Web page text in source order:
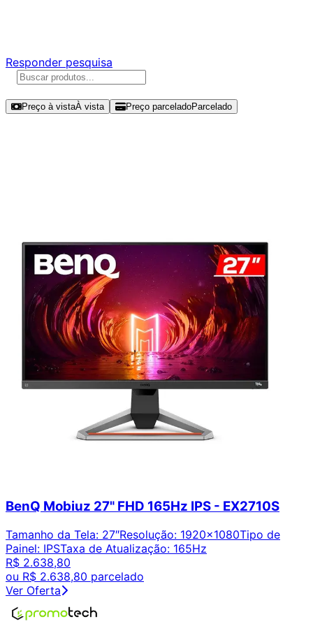
Responder pesquisa
Preço à vistaÀ vista Preço parceladoParcelado
BenQ Mobiuz 27" FHD 165Hz IPS - EX2710S
Tamanho da Tela: 27″Resolução: 1920x1080Tipo de
Painel: IPSTaxa de Atualização: 165Hz
R$ 2.638,80
ou R$ 2.638,80 parcelado
Ver Oferta